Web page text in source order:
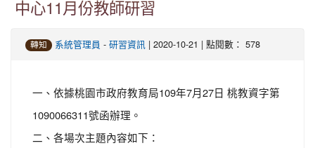
中心11月份教師研習
轉知 系統管理員 - 研習資訊 | 2020-10-21 | 點閱數： 578
一、依據桃園市政府教育局109年7月27日 桃教資字第
1090066311號函辦理。
二、各場次主題內容如下：